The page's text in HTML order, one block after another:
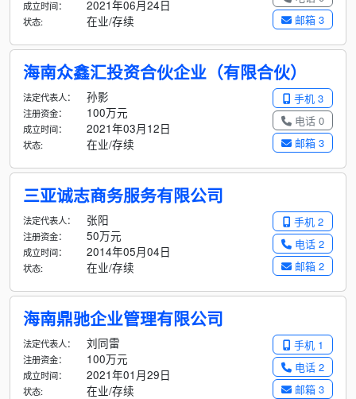
邮箱 3
成立时间： 2021年06月24日
状态: 在业/存续
海南众鑫汇投资合伙企业（有限合伙）
手机 3
电话 0
邮箱 3
法定代表人： 孙影
注册资金： 100万元
成立时间： 2021年03月12日
状态: 在业/存续
三亚诚志商务服务有限公司
手机 2
电话 2
邮箱 2
法定代表人： 张阳
注册资金： 50万元
成立时间： 2014年05月04日
状态: 在业/存续
海南鼎驰企业管理有限公司
手机 1
电话 2
邮箱 3
法定代表人： 刘同雷
注册资金： 100万元
成立时间： 2021年01月29日
状态: 在业/存续